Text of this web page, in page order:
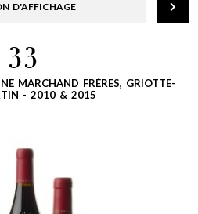
D'AFFICHAGE
33
MARCHAND FRÈRES, GRIOTTE-
- 2010 & 2015